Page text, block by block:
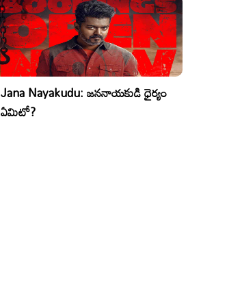
Jana Nayakudu: జననాయకుడి ధైర్యం
ఏమిటో?